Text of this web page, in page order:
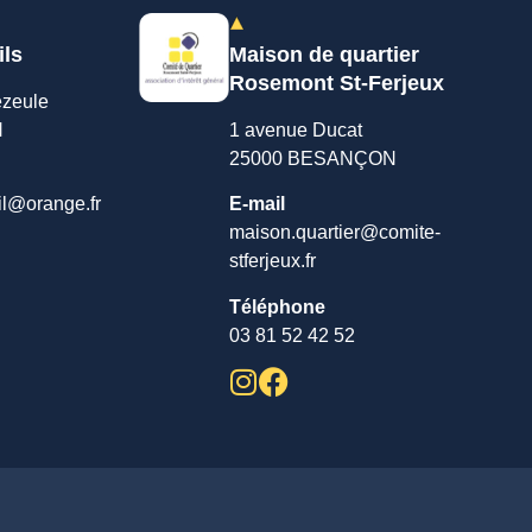
Maison de quartier
Rosemont St-Ferjeux
1 avenue Ducat
25000 BESANÇON
E-mail
maison.quartier@comite-
stferjeux.fr
Téléphone
03 81 52 42 52